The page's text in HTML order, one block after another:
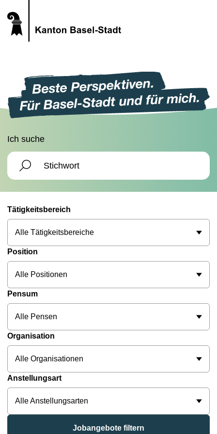
Ich suche
Tätigkeitsbereich
Alle Tätigkeitsbereiche
Position
Alle Positionen
Pensum
Alle Pensen
Organisation
Alle Organisationen
Anstellungsart
Alle Anstellungsarten
Jobangebote filtern